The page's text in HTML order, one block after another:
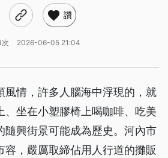
讚
2026-06-05 21:04
風情，許多人腦海中浮現的，就
、坐在小塑膠椅上喝咖啡、吃美
隨興街景可能成為歷史。河內市
容，嚴厲取締佔用人行道的攤販